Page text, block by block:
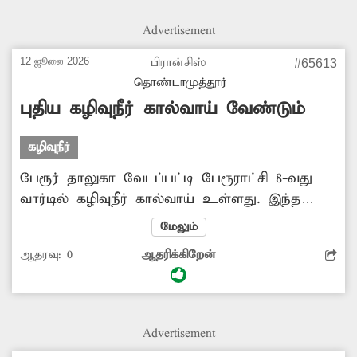
சீர்கேடு ஏற்பட்டுள்ளது. மேலும் தேங்கி நிற்கும்
பரவும் அபாயம் உள்ளது. எனவே அந்த
சாக்கடை கால்வாயை தூர்வார அதிகாரிகள்
உடனடியாக நடவடிக்கை எடுக்க வேண்டும்.
Advertisement
12 ஜூலை 2026
பிரான்சிஸ்
தொண்டாமுத்தூர்
#65613
புதிய கழிவுநீர் கால்வாய் வேண்டும்
கழிவுநீர்
பேரூர் தாலுகா வேடப்பட்டி பேரூராட்சி 8-வது
வார்டில் கழிவுநீர் கால்வாய் உள்ளது. இந்த
கால்வாய் மிகவும் பழுதடைந்து காணப்படுகிறது.
இதனால் புதிய கழிவுநீர் கால்வாய் கட்ட
நடவடிக்கை எடுக்கப்பட்டது. ஆனால் திடீரென
அந்த முயற்சி கைவிடப்பட்டது. தற்போது
உடைந்து மிகவும் மோசமான நிலையில்
மேலும்
ஆதரவு: 0 ஆதரிக்கிறேன்
Advertisement